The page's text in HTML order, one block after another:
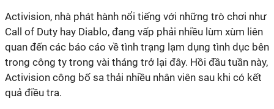
Activision, nhà phát hành nổi tiếng với những trò chơi như
Call of Duty hay Diablo, đang vấp phải nhiều lùm xùm liên
quan đến các báo cáo về tình trạng lạm dụng tình dục bên
trong công ty trong vài tháng trở lại đây. Hồi đầu tuần này,
Activision công bố sa thải nhiều nhân viên sau khi có kết
quả điều tra.